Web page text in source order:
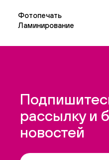
Фотопечать
Ламинирование
рассылку и
новостей